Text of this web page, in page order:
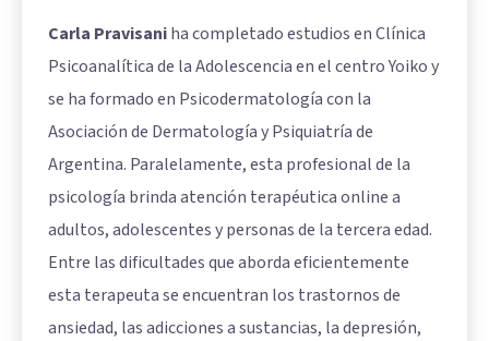
Carla Pravisaniha completado estudios en Clínica
Psicoanalítica de la Adolescencia en el centro Yoiko y
se ha formado en Psicodermatología con la
Asociación de Dermatología y Psiquiatría de
Argentina. Paralelamente, esta profesional de la
psicología brinda atención terapéutica online a
adultos, adolescentes y personas de la tercera edad.
Entre las dificultades que aborda eficientemente
esta terapeuta se encuentran los trastornos de
ansiedad, las adicciones a sustancias, la depresión,